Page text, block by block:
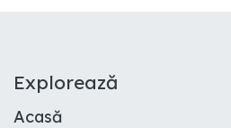
E​xplorează
Acasă